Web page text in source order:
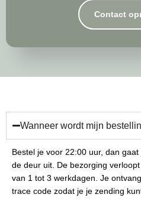
Contact
Wanneer wordt mijn
Bestel je voor 22:00 uur, dan
de deur uit. De bezorging
van 1 tot 3 werkdagen. Je
trace code zodat je je zending